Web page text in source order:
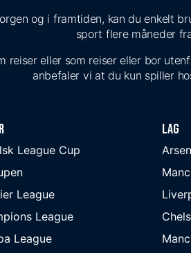
og i framtiden, kan du enkelt
sport flere måneder
reiser eller som reiser eller bor
anbefaler vi at du kun spiller
League Cup
League
League
League
Lag